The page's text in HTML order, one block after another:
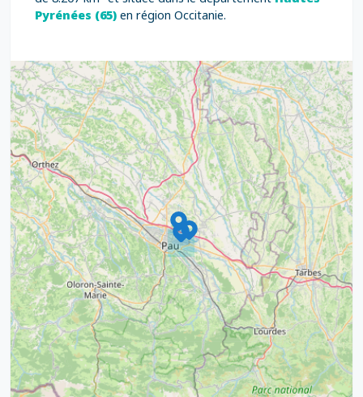
Pyrénées (65) en région Occitanie.
2
3
12
4
7
16
9